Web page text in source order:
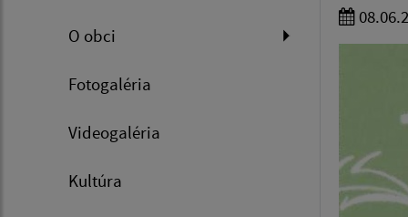
O obci
Fotogaléria
Videogaléria
Kultúra